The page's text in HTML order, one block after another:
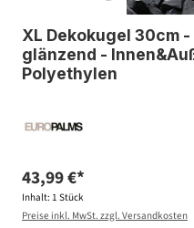
XL Dekokugel 30cm
glänzend -
Polyethylen
43,99 €*
Inhalt: 1 Stück
Preise inkl. MwSt. zzgl. Versandkosten